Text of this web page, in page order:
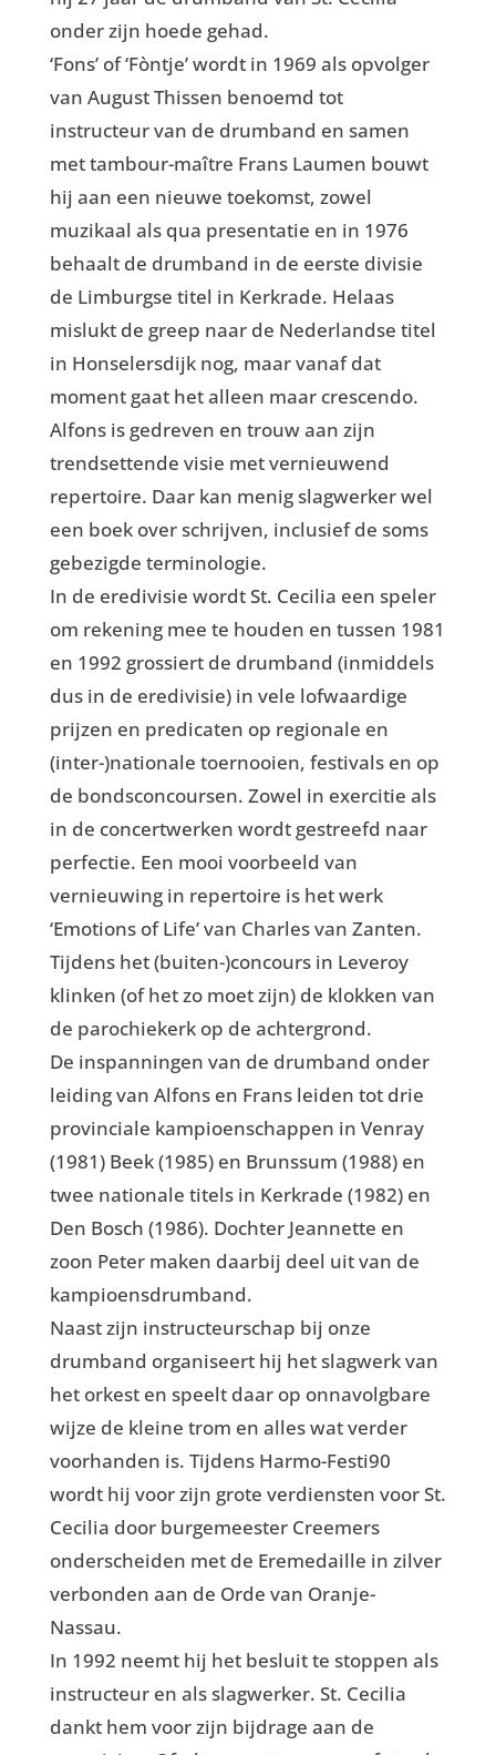
onder zijn hoede gehad.
‘Fons’ of ‘Fòntje’ wordt in 1969 als opvolger
van August Thissen benoemd tot
instructeur van de drumband en samen
met tambour-maître Frans Laumen bouwt
hij aan een nieuwe toekomst, zowel
muzikaal als qua presentatie en in 1976
behaalt de drumband in de eerste divisie
de Limburgse titel in Kerkrade. Helaas
mislukt de greep naar de Nederlandse titel
in Honselersdijk nog, maar vanaf dat
moment gaat het alleen maar crescendo.
Alfons is gedreven en trouw aan zijn
trendsettende visie met vernieuwend
repertoire. Daar kan menig slagwerker wel
een boek over schrijven, inclusief de soms
gebezigde terminologie.
In de eredivisie wordt St. Cecilia een speler
om rekening mee te houden en tussen 1981
en 1992 grossiert de drumband (inmiddels
dus in de eredivisie) in vele lofwaardige
prijzen en predicaten op regionale en
(inter-)nationale toernooien, festivals en op
de bondsconcoursen. Zowel in exercitie als
in de concertwerken wordt gestreefd naar
perfectie. Een mooi voorbeeld van
vernieuwing in repertoire is het werk
‘Emotions of Life’ van Charles van Zanten.
Tijdens het (buiten-)concours in Leveroy
klinken (of het zo moet zijn) de klokken van
de parochiekerk op de achtergrond.
De inspanningen van de drumband onder
leiding van Alfons en Frans leiden tot drie
provinciale kampioenschappen in Venray
(1981) Beek (1985) en Brunssum (1988) en
twee nationale titels in Kerkrade (1982) en
Den Bosch (1986). Dochter Jeannette en
zoon Peter maken daarbij deel uit van de
kampioensdrumband.
Naast zijn instructeurschap bij onze
drumband organiseert hij het slagwerk van
het orkest en speelt daar op onnavolgbare
wijze de kleine trom en alles wat verder
voorhanden is. Tijdens Harmo-Festi90
wordt hij voor zijn grote verdiensten voor St.
Cecilia door burgemeester Creemers
onderscheiden met de Eremedaille in zilver
verbonden aan de Orde van Oranje-
Nassau.
In 1992 neemt hij het besluit te stoppen als
instructeur en als slagwerker. St. Cecilia
dankt hem voor zijn bijdrage aan de